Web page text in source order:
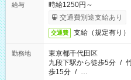
給与
時給1250円～
交通費別途支給あり
交通費 支給（規定有り）
勤務地
東京都千代田区
九段下駅から徒歩5分 /
歩15分 / …